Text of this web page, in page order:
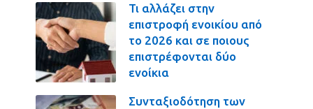
Τι αλλάζει στην
επιστροφή ενοικίου από
το 2026 και σε ποιους
επιστρέφονται δύο
ενοίκια
Συνταξιοδότηση των